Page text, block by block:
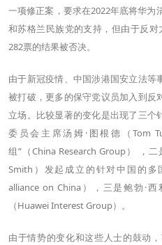
一项修正案，要求在2022年底将华为
和苏格兰民族党的支持，但由于反
282票的结果被否决。
由于新冠疫情、中国涉港国安立法
被打破，更多的保守党议员加入到反
立场。比较显著的变化是出现了三
委员会主席汤姆·图根德（Tom
组”（China Research Group） ，
Smith）发起成立的针对中国的多
alliance on China），三是鲍勃·
（Huawei Interest Group）。
由于情势的变化和这些人士的鼓动